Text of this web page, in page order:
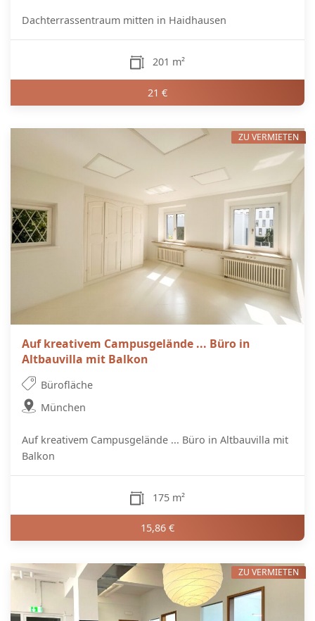
Dachterrassentraum mitten in Haidhausen
201 m²
21 €
Auf kreativem Campusgelände ... Büro in
Altbauvilla mit Balkon
Bürofläche
München
Auf kreativem Campusgelände ... Büro in Altbauvilla mit
Balkon
175 m²
15,86 €
ZU VERMIETEN
ZU VERMIETEN